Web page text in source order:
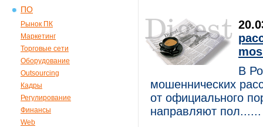
ПО
Рынок ПК
Маркетинг
Торговые сети
Оборудование
Outsourcing
Кадры
Регулирование
Финансы
Web
В
мошеннических
от официального
направляют пол......